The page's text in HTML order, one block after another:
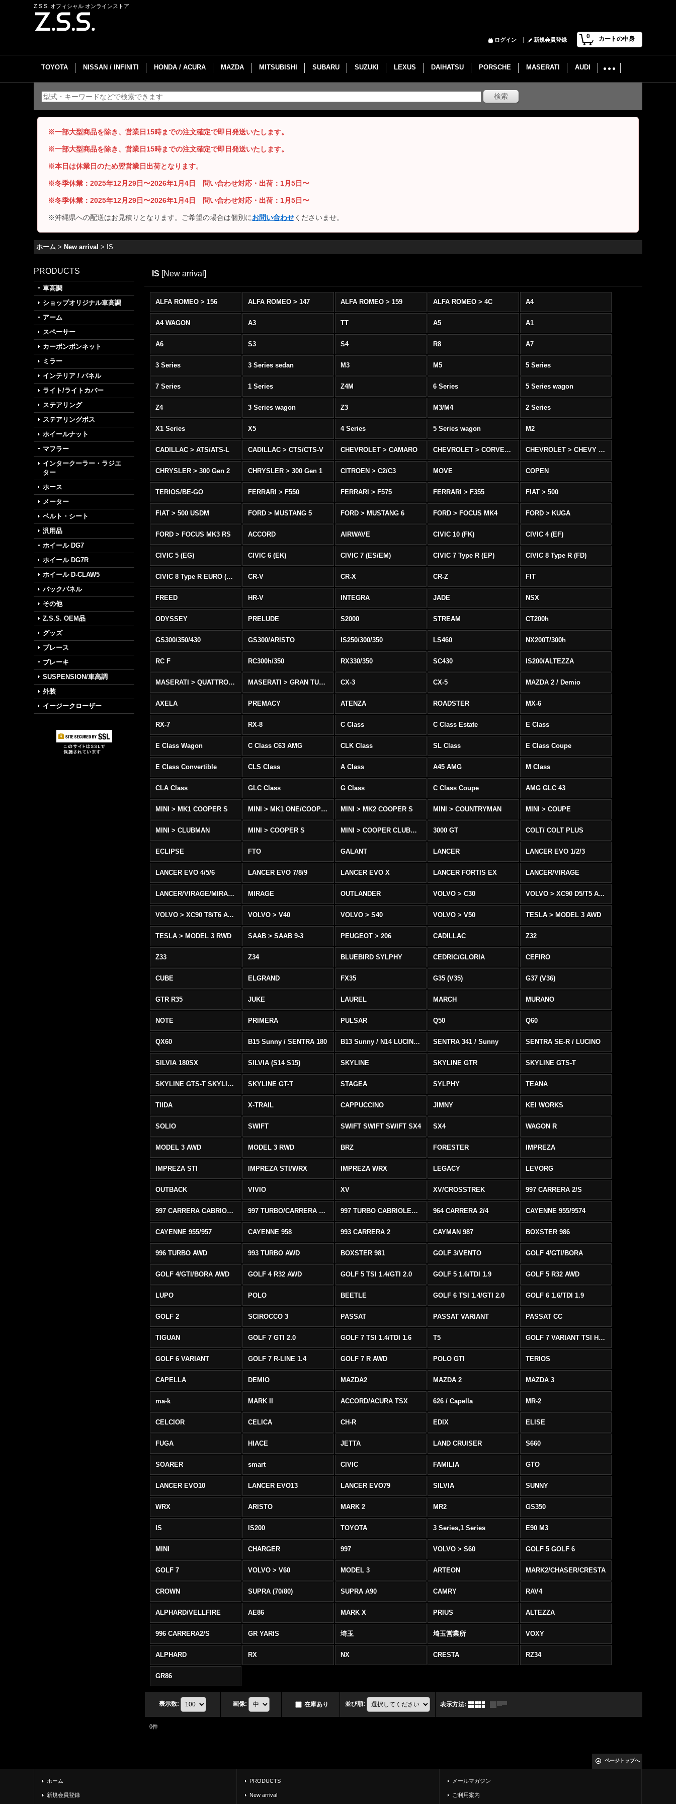
Z.S.S. オフィシャル オンラインストア
0 カートの中身
ログイン 新規会員登録
TOYOTA NISSAN / INFINITI HONDA / ACURA MAZDA MITSUBISHI SUBARU SUZUKI LEXUS DAIHATSU PORSCHE MASERATI AUDI
※一部大型商品を除き、営業日15時までの注文確定で即日発送いたします。
※一部大型商品を除き、営業日15時までの注文確定で即日発送いたします。
※本日は休業日のため翌営業日出荷となります。
※冬季休業：2025年12月29日〜2026年1月4日 問い合わせ対応・出荷：1月5日〜
※冬季休業：2025年12月29日〜2026年1月4日 問い合わせ対応・出荷：1月5日〜
※沖縄県への配送はお見積りとなります。ご希望の場合は個別にお問い合わせくださいませ。
ホーム > New arrival > IS
PRODUCTS
車高調
ショップオリジナル車高調
アーム
スペーサー
カーボンボンネット
ミラー
インテリア / パネル
ライト/ライトカバー
ステアリング
ステアリングボス
ホイールナット
マフラー
インタークーラー・ラジエ
ター
ホース
メーター
ベルト・シート
汎用品
ホイール DG7
ホイール DG7R
ホイール D-CLAW5
バックパネル
その他
Z.S.S. OEM品
グッズ
ブレース
ブレーキ
SUSPENSION/車高調
外装
イージークローザー
IS [New arrival]
ALFA ROMEO > 156 ALFA ROMEO > 147 ALFA ROMEO > 159 ALFA ROMEO > 4C A4
A4 WAGON A3 TT A5 A1
A6 S3 S4 R8 A7
3 Series 3 Series sedan M3 M5 5 Series
7 Series 1 Series Z4M 6 Series 5 Series wagon
Z4 3 Series wagon Z3 M3/M4 2 Series
X1 Series X5 4 Series 5 Series wagon M2
CADILLAC > ATS/ATS-L CADILLAC > CTS/CTS-V CHEVROLET > CAMARO CHEVROLET > CORVETTE C5/C6 CHEVROLET > CHEVY SS
CHRYSLER > 300 Gen 2 CHRYSLER > 300 Gen 1 CITROEN > C2/C3 MOVE COPEN
TERIOS/BE-GO FERRARI > F550 FERRARI > F575 FERRARI > F355 FIAT > 500
FIAT > 500 USDM FORD > MUSTANG 5 FORD > MUSTANG 6 FORD > FOCUS MK4 FORD > KUGA
FORD > FOCUS MK3 RS ACCORD AIRWAVE CIVIC 10 (FK) CIVIC 4 (EF)
CIVIC 5 (EG) CIVIC 6 (EK) CIVIC 7 (ES/EM) CIVIC 7 Type R (EP) CIVIC 8 Type R (FD)
CIVIC 8 Type R EURO (FN) CR-V CR-X CR-Z FIT
FREED HR-V INTEGRA JADE NSX
ODYSSEY PRELUDE S2000 STREAM CT200h
GS300/350/430 GS300/ARISTO IS250/300/350 LS460 NX200T/300h
RC F RC300h/350 RX330/350 SC430 IS200/ALTEZZA
MASERATI > QUATTROPORTE MASERATI > GRAN TURISMO CX-3 CX-5 MAZDA 2 / Demio
AXELA PREMACY ATENZA ROADSTER MX-6
RX-7 RX-8 C Class C Class Estate E Class
E Class Wagon C Class C63 AMG CLK Class SL Class E Class Coupe
E Class Convertible CLS Class A Class A45 AMG M Class
CLA Class GLC Class G Class C Class Coupe AMG GLC 43
MINI > MK1 COOPER S MINI > MK1 ONE/COOPER MINI > MK2 COOPER S MINI > COUNTRYMAN MINI > COUPE
MINI > CLUBMAN MINI > COOPER S MINI > COOPER CLUBMAN 3000 GT COLT/ COLT PLUS
ECLIPSE FTO GALANT LANCER LANCER EVO 1/2/3
LANCER EVO 4/5/6 LANCER EVO 7/8/9 LANCER EVO X LANCER FORTIS EX LANCER/VIRAGE
LANCER/VIRAGE/MIRAGE MIRAGE OUTLANDER VOLVO > C30 VOLVO > XC90 D5/T5 AWD
VOLVO > XC90 T8/T6 AWD VOLVO > V40 VOLVO > S40 VOLVO > V50 TESLA > MODEL 3 AWD
TESLA > MODEL 3 RWD SAAB > SAAB 9-3 PEUGEOT > 206 CADILLAC Z32
Z33 Z34 BLUEBIRD SYLPHY CEDRIC/GLORIA CEFIRO
CUBE ELGRAND FX35 G35 (V35) G37 (V36)
GTR R35 JUKE LAUREL MARCH MURANO
NOTE PRIMERA PULSAR Q50 Q60
QX60 B15 Sunny / SENTRA 180 B13 Sunny / N14 LUCINO / SENTRA 331 SENTRA 341 / Sunny SENTRA SE-R / LUCINO
SILVIA 180SX SILVIA (S14 S15) SKYLINE SKYLINE GTR SKYLINE GTS-T
SKYLINE GTS-T SKYLINE GTS-T SKYLINE GT-T STAGEA SYLPHY TEANA
TIIDA X-TRAIL CAPPUCCINO JIMNY KEI WORKS
SOLIO SWIFT SWIFT SWIFT SWIFT SX4 SX4 WAGON R
MODEL 3 AWD MODEL 3 RWD BRZ FORESTER IMPREZA
IMPREZA STI IMPREZA STI/WRX IMPREZA WRX LEGACY LEVORG
OUTBACK VIVIO XV XV/CROSSTREK 997 CARRERA 2/S
997 CARRERA CABRIOLET 2/S 997 TURBO/CARRERA 4/4S AWD 997 TURBO CABRIOLET AWD 964 CARRERA 2/4 CAYENNE 955/9574
CAYENNE 955/957 CAYENNE 958 993 CARRERA 2 CAYMAN 987 BOXSTER 986
996 TURBO AWD 993 TURBO AWD BOXSTER 981 GOLF 3/VENTO GOLF 4/GTI/BORA
GOLF 4/GTI/BORA AWD GOLF 4 R32 AWD GOLF 5 TSI 1.4/GTI 2.0 GOLF 5 1.6/TDI 1.9 GOLF 5 R32 AWD
LUPO POLO BEETLE GOLF 6 TSI 1.4/GTI 2.0 GOLF 6 1.6/TDI 1.9
GOLF 2 SCIROCCO 3 PASSAT PASSAT VARIANT PASSAT CC
TIGUAN GOLF 7 GTI 2.0 GOLF 7 TSI 1.4/TDI 1.6 T5 GOLF 7 VARIANT TSI HIGHLINE/R-LINE
GOLF 6 VARIANT GOLF 7 R-LINE 1.4 GOLF 7 R AWD POLO GTI TERIOS
CAPELLA DEMIO MAZDA2 MAZDA 2 MAZDA 3
ma-k MARK II ACCORD/ACURA TSX 626 / Capella MR-2
CELCIOR CELICA CH-R EDIX ELISE
FUGA HIACE JETTA LAND CRUISER S660
SOARER smart CIVIC FAMILIA GTO
LANCER EVO10 LANCER EVO13 LANCER EVO79 SILVIA SUNNY
WRX ARISTO MARK 2 MR2 GS350
IS IS200 TOYOTA 3 Series,1 Series E90 M3
MINI CHARGER 997 VOLVO > S60 GOLF 5 GOLF 6
GOLF 7 VOLVO > V60 MODEL 3 ARTEON MARK2/CHASER/CRESTA
CROWN SUPRA (70/80) SUPRA A90 CAMRY RAV4
ALPHARD/VELLFIRE AE86 MARK X PRIUS ALTEZZA
996 CARRERA2/S GR YARIS 埼玉 埼玉営業所 VOXY
ALPHARD RX NX CRESTA RZ34
GR86
表示数: 画像: 在庫あり 並び順: 表示方法:
0件
ページトップへ
ホーム
新規会員登録
PRODUCTS
New arrival
メールマガジン
ご利用案内